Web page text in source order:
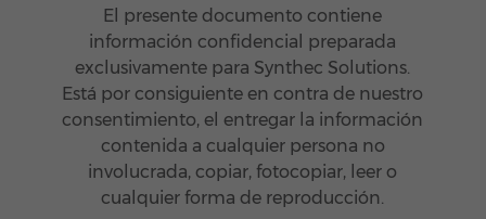
El presente documento contiene
información confidencial preparada
exclusivamente para Synthec Solutions.
Está por consiguiente en contra de nuestro
consentimiento, el entregar la información
contenida a cualquier persona no
involucrada, copiar, fotocopiar, leer o
cualquier forma de reproducción.